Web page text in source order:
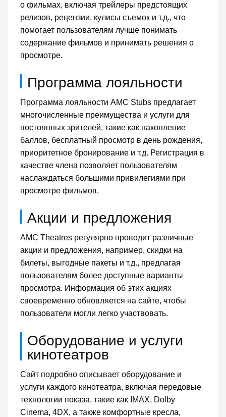
о фильмах, включая трейлеры предстоящих
релизов, рецензии, кулисы съемок и т.д., что
помогает пользователям лучше понимать
содержание фильмов и принимать решения о
просмотре.
Программа лояльности
Программа лояльности AMC Stubs предлагает
многочисленные преимущества и услуги для
постоянных зрителей, такие как накопление
баллов, бесплатный просмотр в день рождения,
приоритетное бронирование и т.д. Регистрация в
качестве члена позволяет пользователям
наслаждаться большими привилегиями при
просмотре фильмов.
Акции и предложения
AMC Theatres регулярно проводит различные
акции и предложения, например, скидки на
билеты, выгодные пакеты и т.д., предлагая
пользователям более доступные варианты
просмотра. Информация об этих акциях
своевременно обновляется на сайте, чтобы
пользователи могли легко участвовать.
Оборудование и услуги
кинотеатров
Сайт подробно описывает оборудование и
услуги каждого кинотеатра, включая передовые
технологии показа, такие как IMAX, Dolby
Cinema, 4DX, а также комфортные кресла,